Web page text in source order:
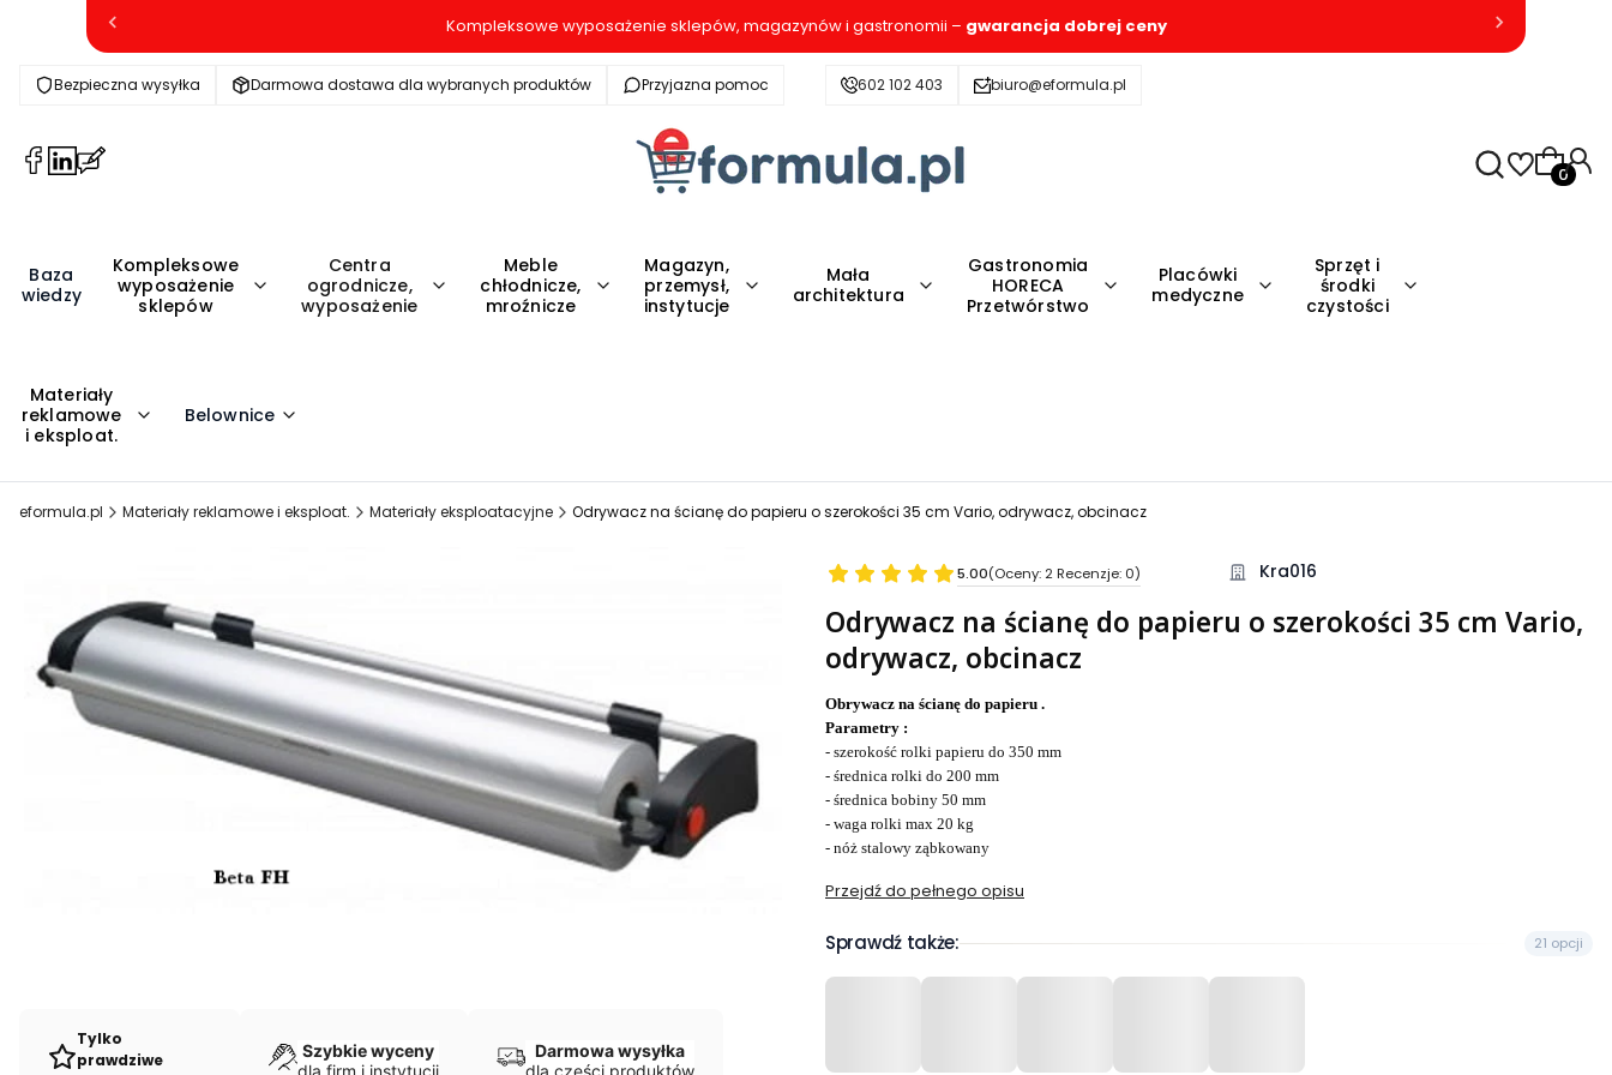
Kompleksowe wyposażenie sklepów, magazynów i gastronomii – gwarancja dobrej ceny
Bezpieczna wysyłka Darmowa dostawa dla wybranych produktów Przyjazna pomoc 602 102 403 biuro@eformula.pl
(Otwiera
karcie)
(Otwiera
karcie)
(Otwiera
karcie)
Baza
wiedzy
Kompleksowe
wyposażenie
sklepów
Centra
ogrodnicze,
wyposażenie
Meble
chłodnicze,
mroźnicze
Magazyn,
przemysł,
instytucje
Mała
architektura
Gastronomia
HORECA
Przetwórstwo
Placówki
medyczne
Sprzęt i
środki
czystości
Materiały
reklamowe
i eksploat.
Belownice
eformula.pl Materiały reklamowe i eksploat. Materiały eksploatacyjne Odrywacz na ścianę do papieru o szerokości 35 cm Vario, odrywacz, obcinacz
Tylko
prawdziwe
Szybkie wyceny
dla firm i instytucji
Darmowa wysyłka
dla części produktów
5.00(Oceny: 2 Recenzje: 0) Kra016
Odrywacz na ścianę do papieru o szerokości 35 cm Vario,
odrywacz, obcinacz
Obrywacz na ścianę do papieru .
Parametry :
- szerokość rolki papieru do 350 mm
- średnica rolki do 200 mm
- średnica bobiny 50 mm
- waga rolki max 20 kg
- nóż stalowy ząbkowany
Przejdź do pełnego opisu
Sprawdź także: 21 opcji